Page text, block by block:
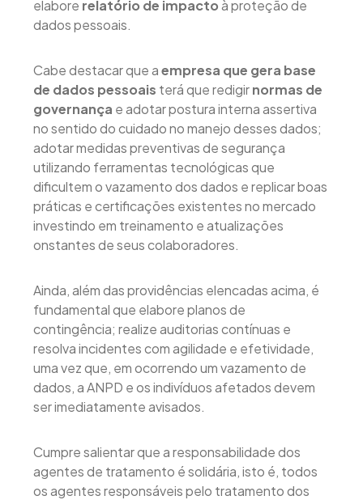
elabore relatório de impactoà proteção de
dados pessoais.
Cabe destacar que aempresa que gera base
de dados pessoais terá que redigirnormas de
governança e adotar postura interna assertiva
no sentido do cuidado no manejo desses dados;
adotar medidas preventivas de segurança
utilizando ferramentas tecnológicas que
dificultem o vazamento dos dados e replicar boas
práticas e certificações existentes no mercado
investindo em treinamento e atualizações
onstantes de seus colaboradores.
Ainda, além das providências elencadas acima, é
fundamental que elabore planos de
contingência; realize auditorias contínuas e
resolva incidentes com agilidade e efetividade,
uma vez que, em ocorrendo um vazamento de
dados, a ANPD e os indivíduos afetados devem
ser imediatamente avisados.
Cumpre salientar que a responsabilidade dos
agentes de tratamento é solidária, isto é, todos
os agentes responsáveis pelo tratamento dos